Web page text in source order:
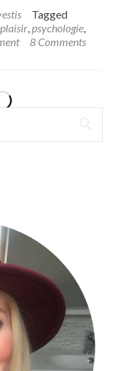
Tagged
plaisir,psychologie,
8 Comments